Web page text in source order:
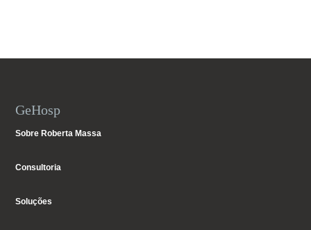
GeHosp
Sobre Roberta Massa
Consultoria
Soluções